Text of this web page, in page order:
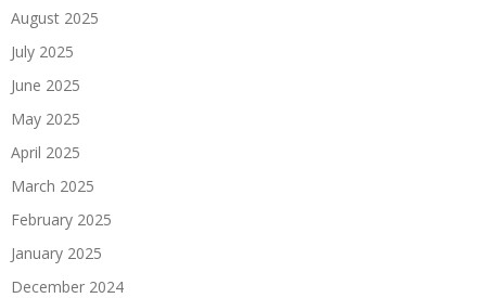
August 2025
July 2025
June 2025
May 2025
April 2025
March 2025
February 2025
January 2025
December 2024